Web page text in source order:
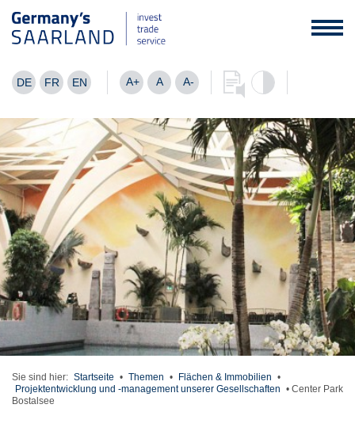
DE FR EN A+ A A-
Sie sind hier: Startseite • Themen • Flächen & Immobilien •
Projektentwicklung und -management unserer Gesellschaften • Center Park
Bostalsee